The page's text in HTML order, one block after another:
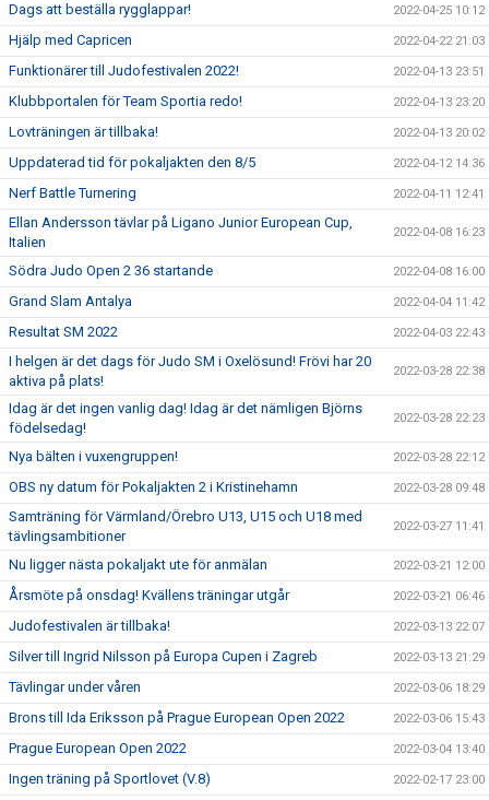
Dags att beställa rygglappar! 2022-04-25 10:12
Hjälp med Capricen 2022-04-22 21:03
Funktionärer till Judofestivalen 2022! 2022-04-13 23:51
Klubbportalen för Team Sportia redo! 2022-04-13 23:20
Lovträningen är tillbaka! 2022-04-13 20:02
Uppdaterad tid för pokaljakten den 8/5 2022-04-12 14:36
Nerf Battle Turnering 2022-04-11 12:41
Ellan Andersson tävlar på Ligano Junior European Cup,
Italien
2022-04-08 16:23
Södra Judo Open 2 36 startande 2022-04-08 16:00
Grand Slam Antalya 2022-04-04 11:42
Resultat SM 2022 2022-04-03 22:43
I helgen är det dags för Judo SM i Oxelösund! Frövi har 20
aktiva på plats!
2022-03-28 22:38
Idag är det ingen vanlig dag! Idag är det nämligen Björns
födelsedag!
2022-03-28 22:23
Nya bälten i vuxengruppen! 2022-03-28 22:12
OBS ny datum för Pokaljakten 2 i Kristinehamn 2022-03-28 09:48
Samträning för Värmland/Örebro U13, U15 och U18 med
tävlingsambitioner
2022-03-27 11:41
Nu ligger nästa pokaljakt ute för anmälan 2022-03-21 12:00
Årsmöte på onsdag! Kvällens träningar utgår 2022-03-21 06:46
Judofestivalen är tillbaka! 2022-03-13 22:07
Silver till Ingrid Nilsson på Europa Cupen i Zagreb 2022-03-13 21:29
Tävlingar under våren 2022-03-06 18:29
Brons till Ida Eriksson på Prague European Open 2022 2022-03-06 15:43
Prague European Open 2022 2022-03-04 13:40
Ingen träning på Sportlovet (V.8) 2022-02-17 23:00